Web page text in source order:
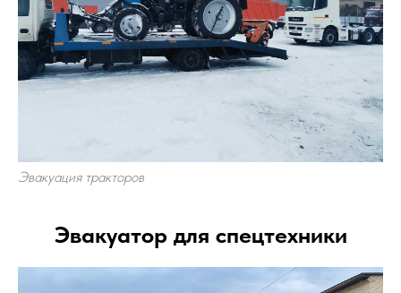
Эвакуация тракторов
Эвакуатор для спецтехники